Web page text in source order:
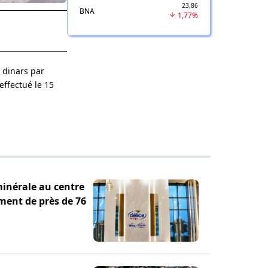
par
le 15
BNA
23,86
1,77%
au centre
de près de 76